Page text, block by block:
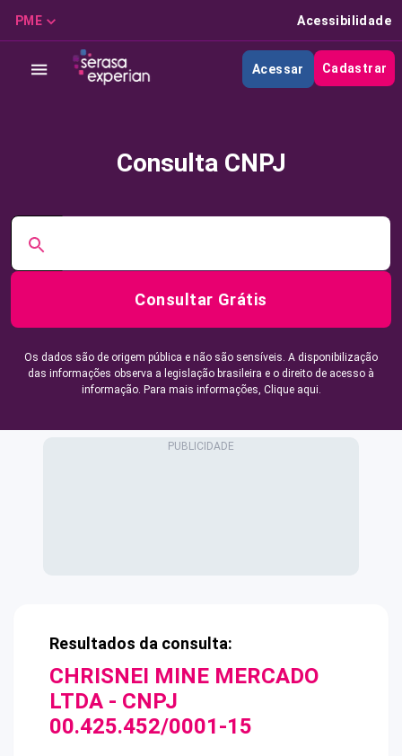
PME Acessibilidade
Acessar Cadastrar
Consulta CNPJ
Consultar Grátis
Os dados são de origem pública e não são sensíveis. A disponibilização
das informações observa a legislação brasileira e o direito de acesso à
informação. Para mais informações, Clique aqui.
Resultados da consulta:
CHRISNEI MINE MERCADO
LTDA - CNPJ
00.425.452/0001-15